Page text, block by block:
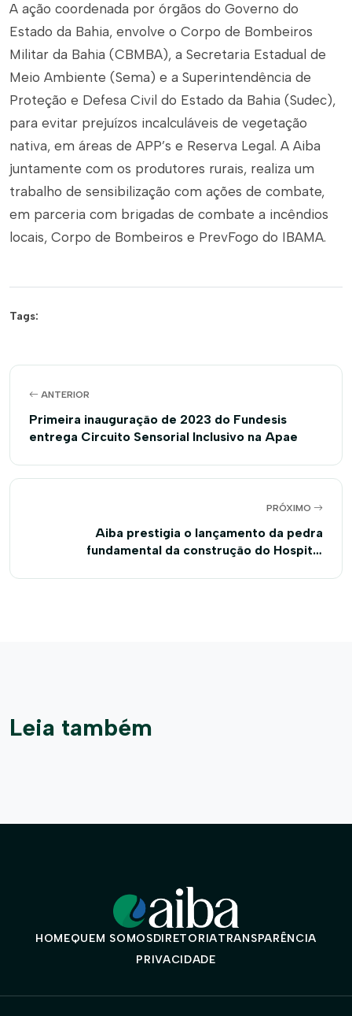
A ação coordenada por órgãos do Governo do
Estado da Bahia, envolve o Corpo de Bombeiros
Militar da Bahia (CBMBA), a Secretaria Estadual de
Meio Ambiente (Sema) e a Superintendência de
Proteção e Defesa Civil do Estado da Bahia (Sudec),
para evitar prejuízos incalculáveis de vegetação
nativa, em áreas de APP’s e Reserva Legal. A Aiba
juntamente com os produtores rurais, realiza um
trabalho de sensibilização com ações de combate,
em parceria com brigadas de combate a incêndios
locais, Corpo de Bombeiros e PrevFogo do IBAMA.
Tags:
ANTERIOR
Primeira inauguração de 2023 do Fundesis
entrega Circuito Sensorial Inclusivo na Apae
PRÓXIMO
Aiba prestigia o lançamento da pedra
fundamental da construção do Hospital
Leia também
HOMEQUEM SOMOSDIRETORIATRANSPARÊNCIA
PRIVACIDADE